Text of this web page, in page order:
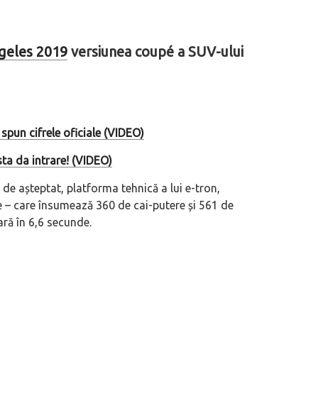
2019versiunea coupé a SUV-ului
cifrele oficiale (VIDEO)
da intrare! (VIDEO)
așteptat, platforma tehnică a lui e-tron,
care însumează 360 de cai-putere și 561 de
în 6,6 secunde.